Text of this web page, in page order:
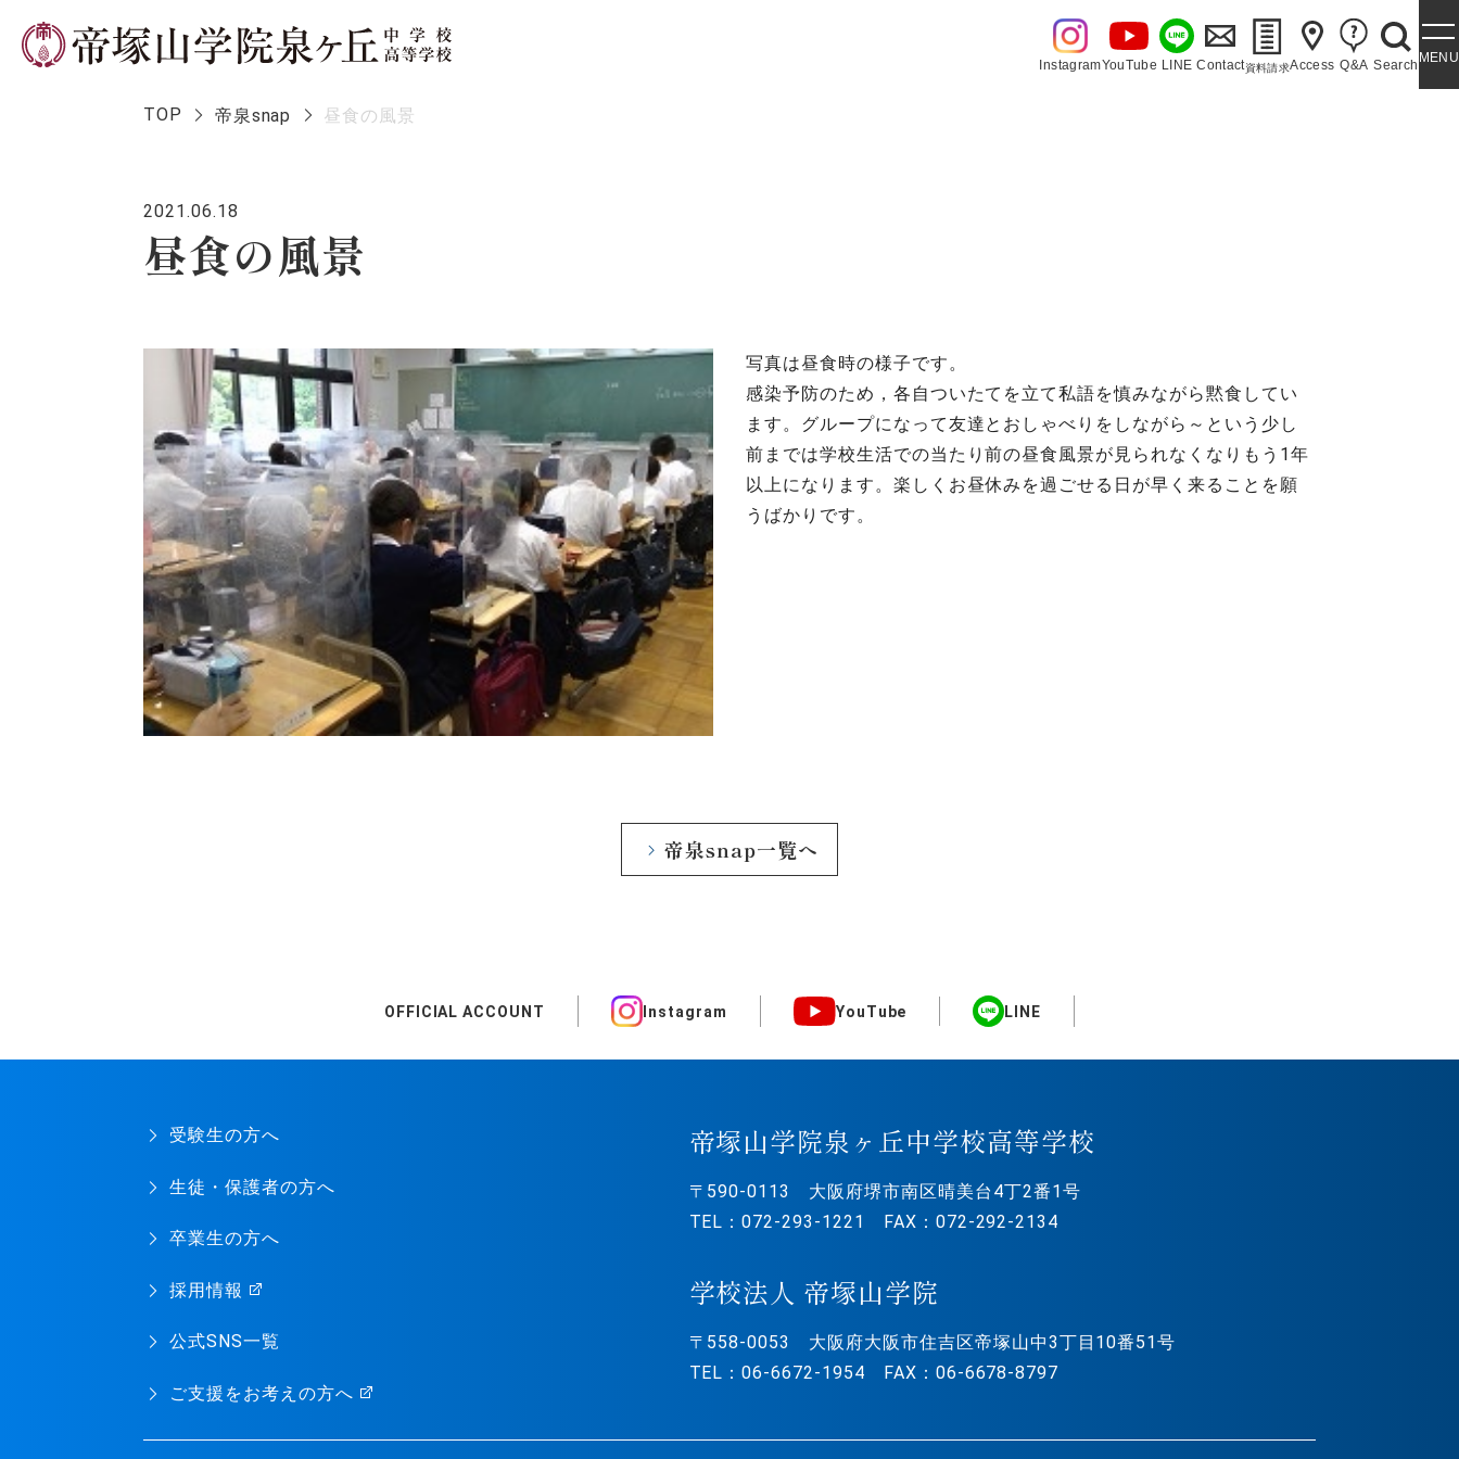
InstagramYouTube LINE Contact資料請求Access Q&A SearchMENU
TOP 帝泉snap 昼食の風景
2021.06.18
昼食の風景
写真は昼食時の様子です。
感染予防のため，各自ついたてを立て私語を慎みながら黙食してい
ます。グループになって友達とおしゃべりをしながら～という少し
前までは学校生活での当たり前の昼食風景が見られなくなりもう1年
以上になります。楽しくお昼休みを過ごせる日が早く来ることを願
うばかりです。
帝泉snap一覧へ
OFFICIAL ACCOUNT Instagram YouTube LINE
受験生の方へ
生徒・保護者の方へ
卒業生の方へ
採用情報
公式SNS一覧
ご支援をお考えの方へ
帝塚山学院泉ヶ丘中学校高等学校
〒590-0113 大阪府堺市南区晴美台4丁2番1号
TEL：072-293-1221 FAX：072-292-2134
学校法人 帝塚山学院
〒558-0053 大阪府大阪市住吉区帝塚山中3丁目10番51号
TEL：06-6672-1954 FAX：06-6678-8797